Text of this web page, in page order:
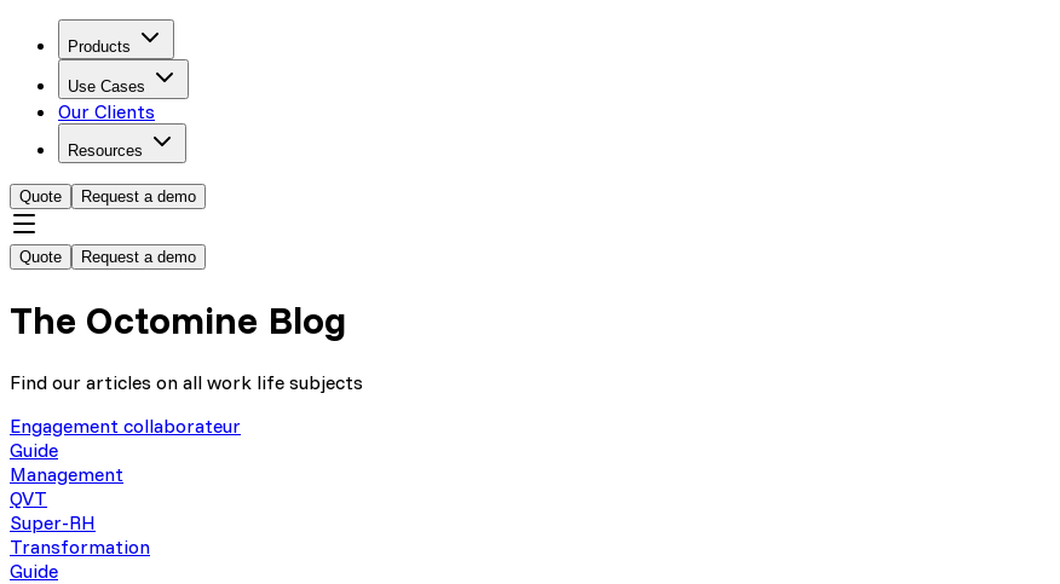
Products
Use Cases
Our Clients
Resources
Quote Request a demo
Quote Request a demo
The Octomine Blog
Find our articles on all work life subjects
Engagement collaborateur
Guide
Management
QVT
Super-RH
Transformation
Guide